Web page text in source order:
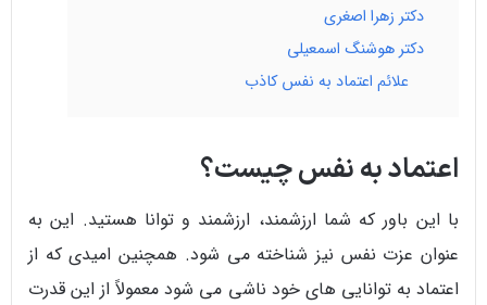
دکتر زهرا اصغری
دکتر هوشنگ اسمعیلی
علائم اعتماد به نفس کاذب
اعتماد به نفس چیست؟
با این باور که شما ارزشمند، ارزشمند و توانا هستید. این به
عنوان عزت نفس نیز شناخته می شود. همچنین امیدی که از
اعتماد به توانایی های خود ناشی می شود معمولاً از این قدرت